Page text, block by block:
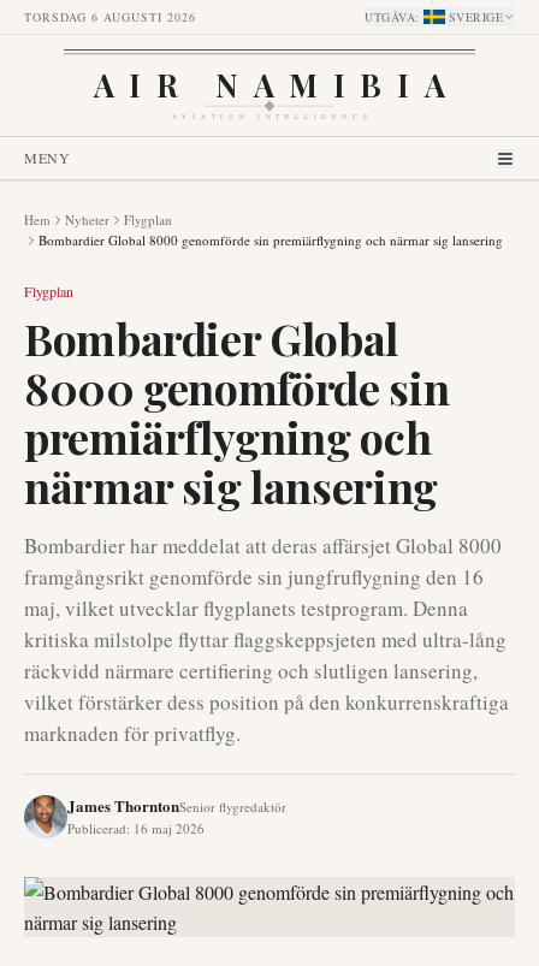
TORSDAG 6 AUGUSTI 2026 UTGÅVA: SVERIGE
AIR NAMIBIA
AVIATION INTELLIGENCE
MENY
Hem Nyheter
Flygplan
Bombardier Global 8000 genomförde sin premiärflygning och närmar sig lansering
Flygplan
Bombardier Global
8000 genomförde sin
premiärflygning och
närmar sig lansering
Bombardier har meddelat att deras affärsjet Global 8000
framgångsrikt genomförde sin jungfruflygning den 16
maj, vilket utvecklar flygplanets testprogram. Denna
kritiska milstolpe flyttar flaggskeppsjeten med ultra-lång
räckvidd närmare certifiering och slutligen lansering,
vilket förstärker dess position på den konkurrenskraftiga
marknaden för privatflyg.
James ThorntonSenior flygredaktör
Publicerad: 16 maj 2026